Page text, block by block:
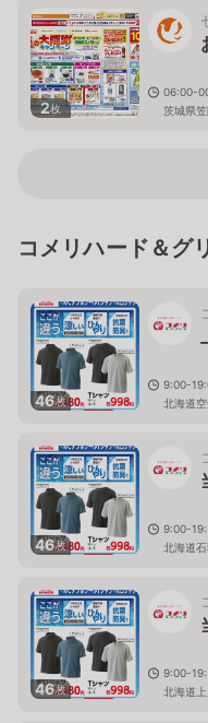
2枚
06:00-
茨城県
コメリハード＆グ
46枚
9:00-
北海道
46枚
9:00-
北海道
46枚
9:00-
北海道